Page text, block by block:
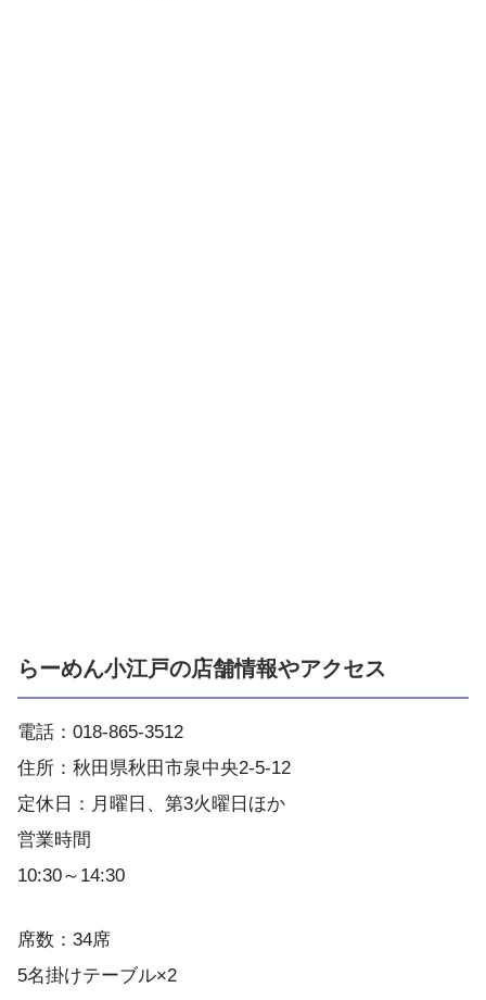
らーめん小江戸の店舗情報やアクセス
電話：018-865-3512
住所：秋田県秋田市泉中央2-5-12
定休日：月曜日、第3火曜日ほか
営業時間
10:30～14:30
席数：34席
5名掛けテーブル×2